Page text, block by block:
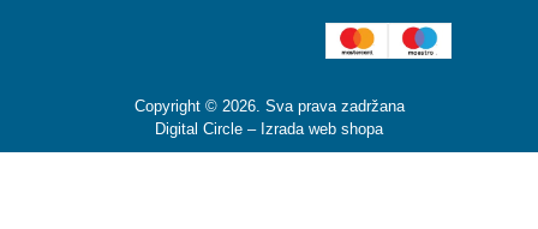
Copyright © 2026. Sva prava zadržana
Digital Circle – Izrada web shopa